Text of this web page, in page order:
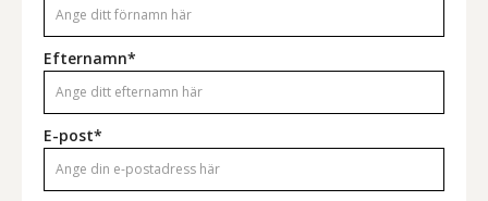
Efternamn*
E-post*